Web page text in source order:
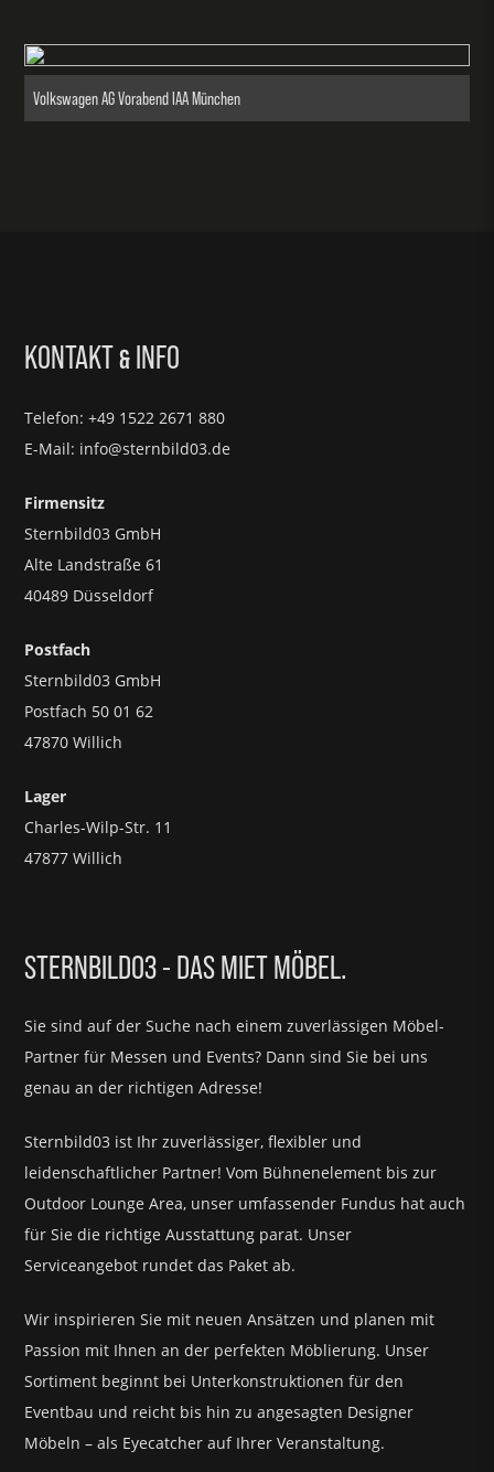
Volkswagen AG Vorabend IAA München
KONTAKT& INFO
Telefon: +49 1522 2671 880
E-Mail: info@sternbild03.de
Firmensitz
Sternbild03 GmbH
Alte Landstraße 61
40489 Düsseldorf
Postfach
Sternbild03 GmbH
Postfach 50 01 62
47870 Willich
Lager
Charles-Wilp-Str. 11
47877 Willich
STERNBILD03 - DAS MIET MÖBEL.
Sie sind auf der Suche nach einem zuverlässigen Möbel-
Partner für Messen und Events? Dann sind Sie bei uns
genau an der richtigen Adresse!
Sternbild03 ist Ihr zuverlässiger, flexibler und
leidenschaftlicher Partner! Vom Bühnenelement bis zur
Outdoor Lounge Area, unser umfassender Fundus hat auch
für Sie die richtige Ausstattung parat. Unser
Serviceangebot rundet das Paket ab.
Wir inspirieren Sie mit neuen Ansätzen und planen mit
Passion mit Ihnen an der perfekten Möblierung. Unser
Sortiment beginnt bei Unterkonstruktionen für den
Eventbau und reicht bis hin zu angesagten Designer
Möbeln – als Eyecatcher auf Ihrer Veranstaltung.